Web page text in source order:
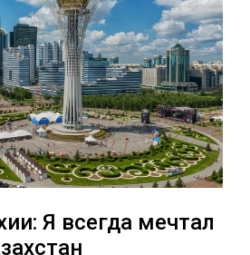
Я всегда мечтал